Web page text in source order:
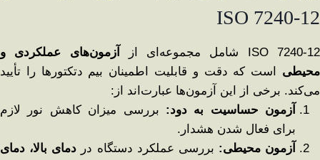
ISO 7240-12
ISO 7240-12 شامل مجموعه‌ای از
آزمون‌های عملکردی و
محیطی است که دقت و قابلیت اطمینان بیم دتکتورها را تأیید
می‌کند. برخی از این آزمون‌ها عبارت‌اند از:
آزمون حساسیت به دود: بررسی میزان کاهش نور لازم
برای فعال شدن هشدار.
آزمون محیطی: بررسی عملکرد دستگاه در دمای بالا، دمای